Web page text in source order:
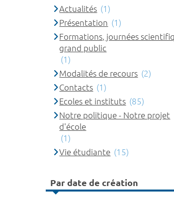
Actualités (1)
Présentation (1)
Formations, journées
grand public
(1)
Modalités de recours (2)
Contacts (1)
Ecoles et instituts (85)
Notre politique - Notre projet
d'école
(1)
Vie étudiante (15)
Par date de création